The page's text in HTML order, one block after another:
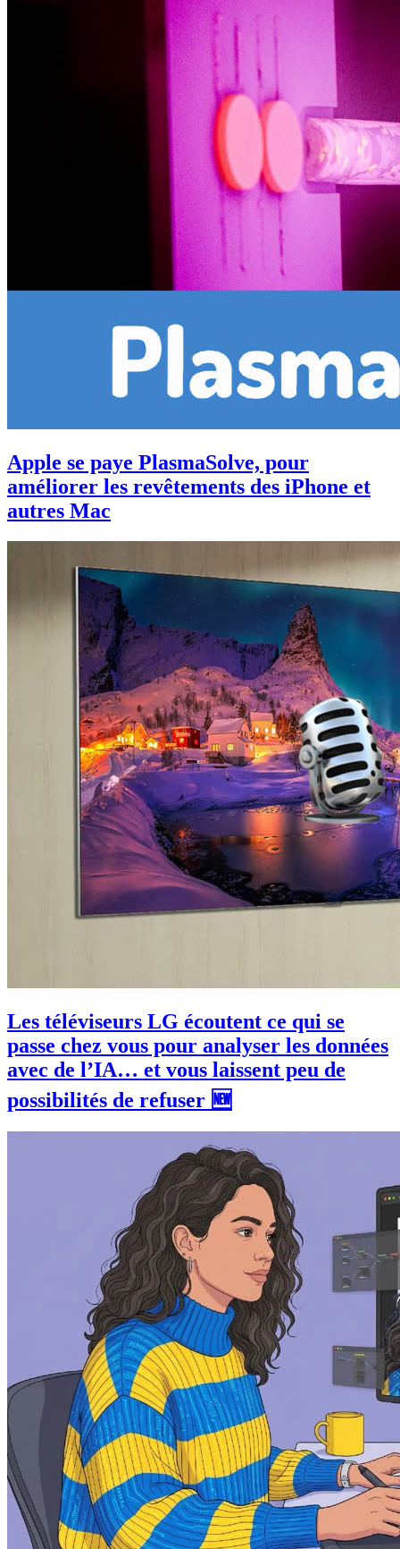
Apple se paye PlasmaSolve, pour
améliorer les revêtements des iPhone et
autres Mac
Les téléviseurs LG écoutent ce qui se
passe chez vous pour analyser les données
avec de l’IA… et vous laissent peu de
possibilités de refuser 🆕